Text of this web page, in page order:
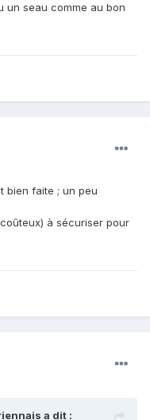
un seau comme au bon
bien faite ; un peu
à sécuriser pour
a dit :